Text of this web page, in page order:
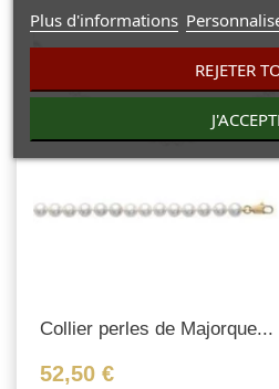
Collier perles de Majorque...
52,50 €
Plus d'informations
REJETER